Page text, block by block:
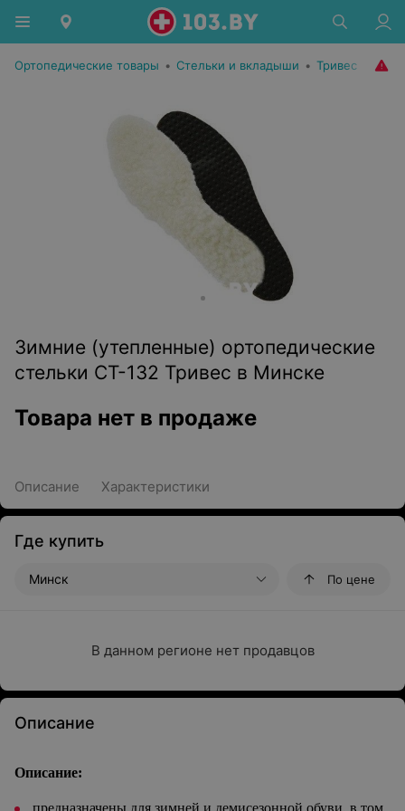
Ортопедические товары • Стельки и вкладыши • Тривес
Зимние (утепленные) ортопедические
стельки СТ-132 Тривес в Минске
Товара нет в продаже
Описание Характеристики
Где купить
Минск По цене
В данном регионе нет продавцов
Описание
Описание:
предназначены для зимней и демисезонной обуви, в том